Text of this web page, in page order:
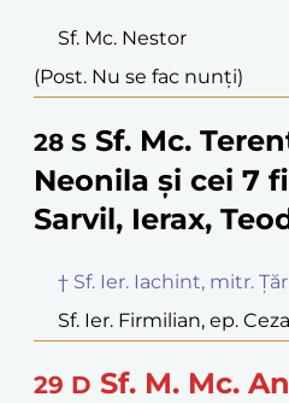
Sf. Mc. Nestor
(Post. Nu se fac nunți)
28 S Sf. Mc.
Neonila și cei 7
Sarvil, Ierax,
† Sf. Ier. Iachint, mitr.
Sf. Ier. Firmilian, ep.
29 D Sf. M. Mc.